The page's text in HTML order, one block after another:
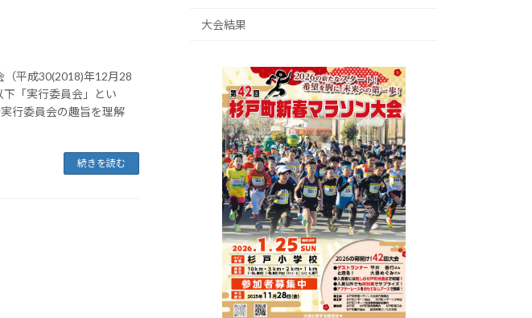
平成30(2018)年12月28
「実行委員会」とい
行委員会の趣旨を理解
続きを読む
大会結果